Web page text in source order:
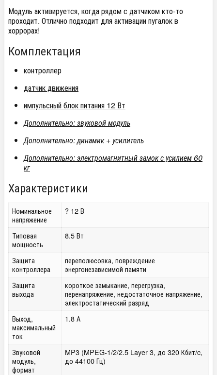
Модуль активируется, когда рядом с датчиком кто-то
проходит. Отлично подходит для активации пугалок в
хоррорах!
Комплектация
контроллер
датчик движения
импульсный блок питания 12 Вт
Дополнительно: звуковой модуль
Дополнительно: динамик + усилитель
Дополнительно: электромагнитный замок с усилием 60
кг
Характеристики
Номинальное
напряжение
? 12 В
Типовая
мощность
8.5 Вт
Защита
контроллера
переполюсовка, повреждение
энергонезависимой памяти
Защита
выхода
короткое замыкание, перегрузка,
перенапряжение, недостаточное напряжение,
электростатический разряд
Выход,
максимальный
ток
1.8 А
Звуковой
модуль,
формат
MP3 (MPEG-1/2/2.5 Layer 3, до 320 Кбит/c,
до 44100 Гц)